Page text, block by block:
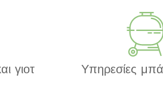
γιοτ Υπηρεσίες